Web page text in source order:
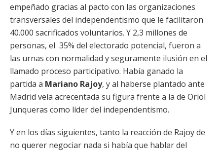
empeñado gracias al pacto con las organizaciones
transversales del independentismo que le facilitaron
40.000 sacrificados voluntarios. Y 2,3 millones de
personas, el 35% del electorado potencial, fueron a
las urnas con normalidad y seguramente ilusión en el
llamado proceso participativo. Había ganado la
partida a Mariano Rajoy, y al haberse plantado ante
Madrid veía acrecentada su figura frente a la de Oriol
Junqueras como líder del independentismo.
Y en los días siguientes, tanto la reacción de Rajoy de
no querer negociar nada si había que hablar del